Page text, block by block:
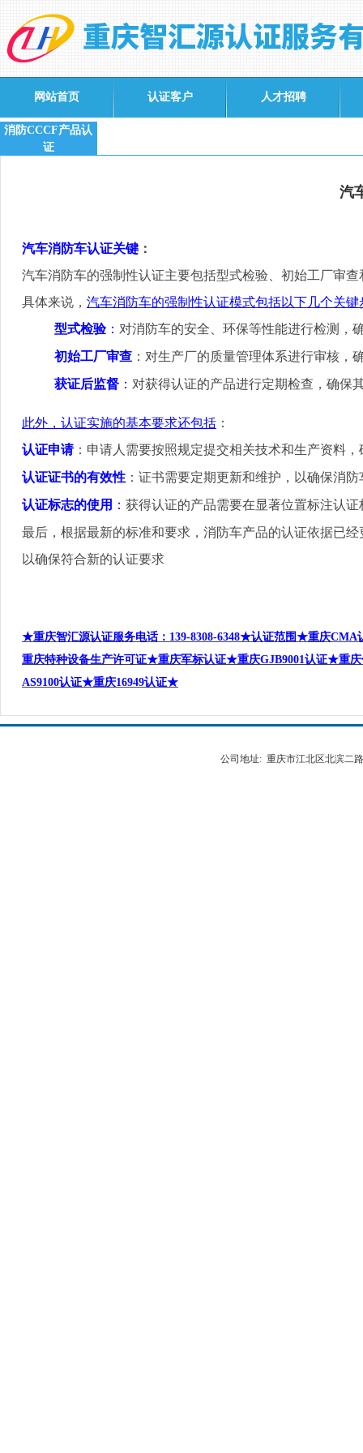
网站首页 认证客户 人才招聘
消防CCCF产品认
证
汽
汽车消防车认证关键 ：
汽车消防车的强制性认证主要包括型式检验、初始工厂审
具体来说， 汽车消防车的强制性认证模式包括以下几个关键
型式检验： 对消防车的安全、环保等性能进行检测，
初始工厂审查 ：对生产厂的质量管理体系进行审核，
获证后监督 ： 对获得认证的产品进行定期检查，确保
此外，认证实施的基本要求还包括 ：
认证申请：申请人需要按照规定提交相关技术和生产资料
认证证书的有效性 ：证书需要定期更新和维护，以确保消
认证标志的使用 ： 获得认证的产品需要在显著位置标注认
最后，根据最新的标准和要求，消防车产品的认证依据已经
以确保符合新的认证要求
★重庆智汇源认证服务电话： 139-8308-6348★认证范围★重庆CMA
重庆特种设备生产许可证★重庆军标认证★重庆GJB9001认证★重
AS9100认证★重庆16949认证★
公司地址: 重庆市江北区北滨二